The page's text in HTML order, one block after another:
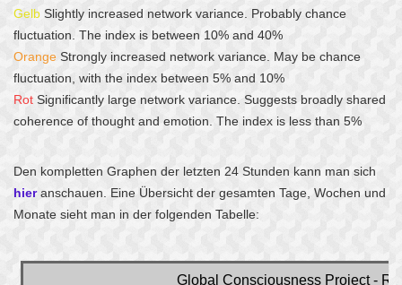
Gelb Slightly increased network variance. Probably chance
fluctuation. The index is between 10% and 40%
Orange Strongly increased network variance. May be chance
fluctuation, with the index between 5% and 10%
Rot Significantly large network variance. Suggests broadly shared
coherence of thought and emotion. The index is less than 5%
Den kompletten Graphen der letzten 24 Stunden kann man sich
hieranschauen. Eine Übersicht der gesamten Tage, Wochen und
Monate sieht man in der folgenden Tabelle: